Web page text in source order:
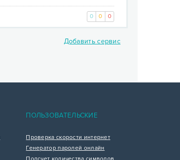
0 0 0
Добавить сервис
ПОЛЬЗОВАТЕЛЬСКИЕ
Проверка скорости интернет
Генератор паролей онлайн